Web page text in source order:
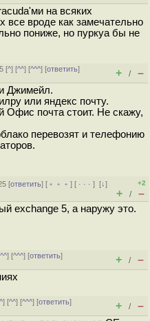
на всяких
вроде как замечательно
пониже, но пуркуа бы не
[^] [^^] [^^^] [ответить]
+ / –
Джимейл.
или яндекс почту.
Офис почта стоит. Не скажу,
перевозят и телефонию
[ответить] [ ﹢﹢﹢] [ · · ·][↓]
+2
+ / –
exchange 5, а наружу это.
^^] [^^^] [ответить]
+ / –
^] [^^] [^^^] [ответить]
+ / –